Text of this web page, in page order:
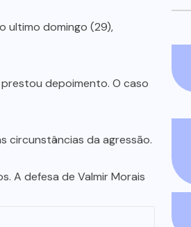
ultimo domingo (29),
depoimento. O caso
circunstâncias da agressão.
A defesa de Valmir Morais